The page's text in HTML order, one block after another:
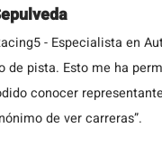
- Especialista en
de pista. Esto me ha
conocer
de ver carreras”.